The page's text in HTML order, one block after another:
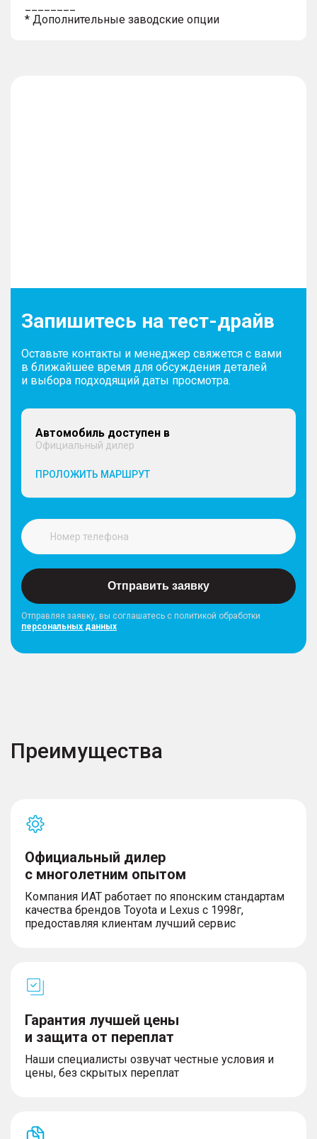
* Дополнительные заводские опции
Запишитесь на тест-драйв
Оставьте контакты и менеджер свяжется с вами
в ближайшее время для обсуждения деталей
и выбора подходящий даты просмотра.
Автомобиль доступен в
Официальный дилер
ПРОЛОЖИТЬ МАРШРУТ
Отправить заявку
Отправляя заявку, вы соглашатесь с политикой обработки
персональных данных
Преимущества
Официальный дилер
с многолетним опытом
Компания ИАТ работает по японским стандартам
качества брендов Toyota и Lexus с 1998г,
предоставляя клиентам лучший сервис
Гарантия лучшей цены
и защита от переплат
Наши специалисты озвучат честные условия и
цены, без скрытых переплат